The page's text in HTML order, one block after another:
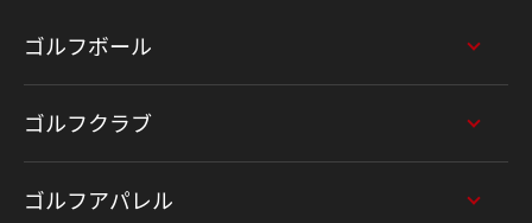
ゴルフボール
ゴルフクラブ
ゴルフアパレル